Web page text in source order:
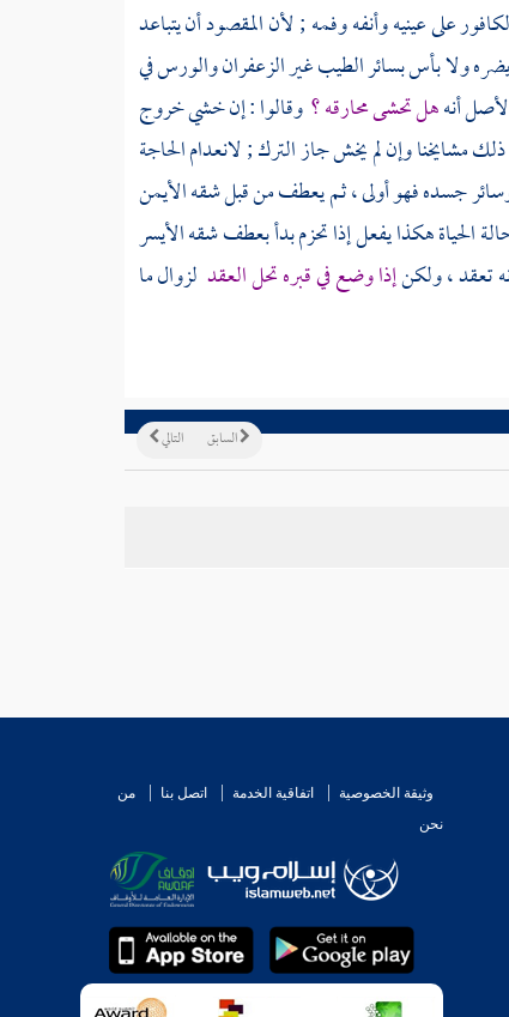
على عينيه وأنفه وفمه ; لأن المقصود أن يتباعد
ولا بأس بسائر الطيب غير الزعفران والورس في
أنههل تحشى محارقه ؟وقالوا : إن خشي خروج
مشايخنا وإن لم يخش جاز الترك ; لانعدام الحاجة
جسده فهو أولى ، ثم يعطف من قبل شقه الأيمن
الحياة هكذا يفعل إذا تحزم بدأ بعطف شقه الأيسر
تعقد ، ولكنإذا وضع في قبره تحل العقد لزوال ما
التالي السابق
وثيقة الخصوصية اتفاقية الخدمة اتصل بنا
من
نحن